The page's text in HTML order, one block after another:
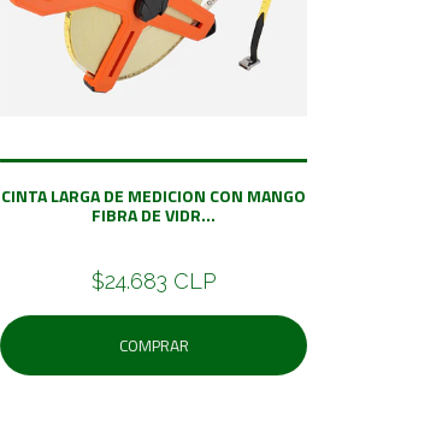
CINTA LARGA DE MEDICION CON MANGO
FIBRA DE VIDR...
$24.683 CLP
COMPRAR